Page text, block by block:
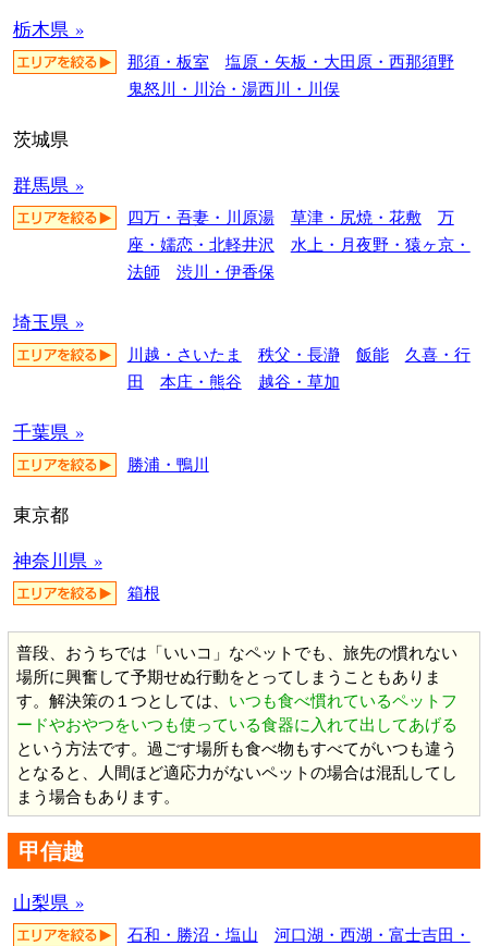
栃木県 »
那須・板室
塩原・矢板・大田原・西那須野
鬼怒川・川治・湯西川・川俣
茨城県
群馬県 »
四万・吾妻・川原湯 草津・尻焼・花敷
万
座・嬬恋・北軽井沢
水上・月夜野・猿ヶ京・
法師
渋川・伊香保
埼玉県 »
川越・さいたま 秩父・長瀞 飯能
久喜・行
田
本庄・熊谷 越谷・草加
千葉県 »
勝浦・鴨川
東京都
神奈川県 »
箱根
普段、おうちでは「いいコ」なペットでも、旅先の慣れない
場所に興奮して予期せぬ行動をとってしまうこともありま
す。解決策の１つとしては、 いつも食べ慣れているペットフ
ードやおやつをいつも使っている食器に入れて出してあげる
という方法です。過ごす場所も食べ物もすべてがいつも違う
となると、人間ほど適応力がないペットの場合は混乱してし
まう場合もあります。
甲信越
山梨県 »
石和・勝沼・塩山
河口湖・西湖・富士吉田・